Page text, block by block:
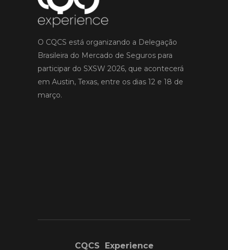
O CQCS está organizando a Delegação
Brasileira do Mercado de Seguros para
participar do SXSW 2026, que acontecerá
em Austin, Texas, entre os dias 12 e 18 de
março.
CQCS Experience